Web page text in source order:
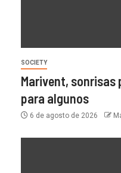
SOCIETY
Marivent,
para algunos
6 de agosto de 2026